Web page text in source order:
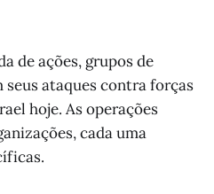
de ações, grupos de
ataques contra forças
hoje. As operações
cada uma